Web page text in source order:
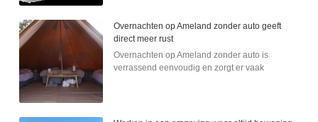
Overnachten op Ameland zonder auto geeft
direct meer rust
Overnachten op Ameland zonder auto is
verrassend eenvoudig en zorgt er vaak